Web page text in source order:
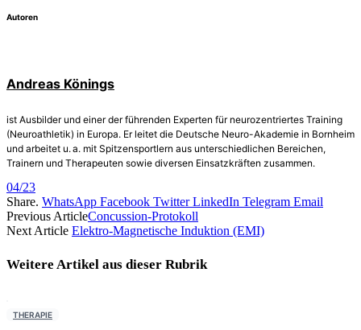
Autoren
Andreas Könings
ist Ausbilder und einer der führenden Experten für neurozentriertes Training
(Neuroathletik) in Europa. Er leitet die Deutsche Neuro-Akademie in Bornheim
und arbeitet u. a. mit Spitzensportlern aus unterschiedlichen Bereichen,
Trainern und Therapeuten sowie diversen Einsatzkräften zusammen.
04/23
Share. WhatsApp Facebook Twitter LinkedIn Telegram Email
Previous ArticleConcussion-Protokoll
Next Article Elektro-Magnetische Induktion (EMI)
Weitere Artikel aus dieser Rubrik
THERAPIE